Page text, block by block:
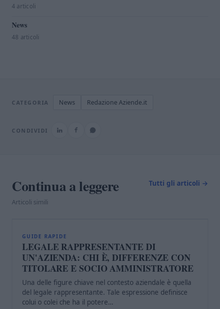
4 articoli
News
48 articoli
CATEGORIA News Redazione Aziende.it
CONDIVIDI
Continua a leggere
Articoli simili
Tutti gli articoli →
GUIDE RAPIDE
LEGALE RAPPRESENTANTE DI
UN'AZIENDA: CHI È, DIFFERENZE CON
TITOLARE E SOCIO AMMINISTRATORE
Una delle figure chiave nel contesto aziendale è quella
del legale rappresentante. Tale espressione definisce
colui o colei che ha il potere…